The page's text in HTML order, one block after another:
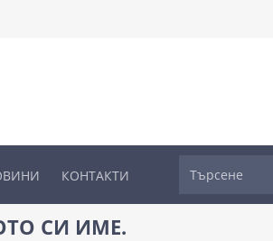
КОНТАКТИ
СИ ИМЕ.